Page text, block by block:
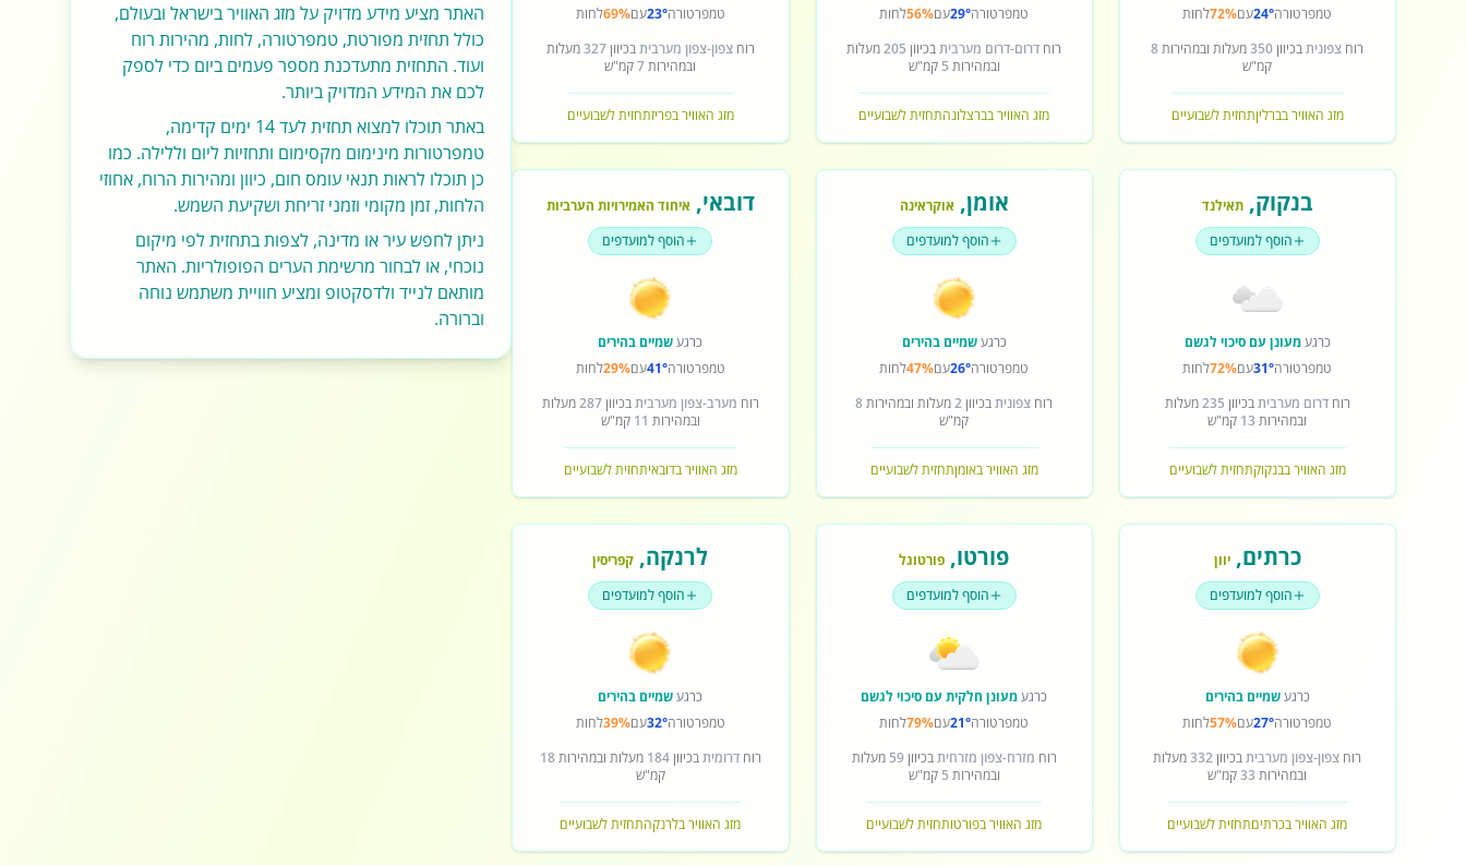
טמפרטורה24°עם72%לחות
רוח צפוניתבכיוון350מעלות ובמהירות8
קמ"ש
מזג האוויר בברליןתחזית לשבועיים
טמפרטורה29°עם56%לחות
רוח דרום-דרום מערביתבכיוון 205מעלות
ובמהירות 5 קמ"ש
מזג האוויר בברצלונהתחזית לשבועיים
טמפרטורה23°עם69%לחות
רוחצפון-צפון מערביתבכיוון327מעלות
ובמהירות7קמ"ש
מזג האוויר בפריזתחזית לשבועיים
בנקוק,תאילנד
הוסף למועדפים
כרגעמעונן עם סיכוי לגשם
טמפרטורה31°עם72%לחות
רוחדרום מערביתבכיוון 235מעלות
ובמהירות 13 קמ"ש
מזג האוויר בבנקוקתחזית לשבועיים
אומן, אוקראינה
הוסף למועדפים
כרגעשמיים בהירים
טמפרטורה26°עם47%לחות
רוח צפוניתבכיוון2מעלות ובמהירות8
קמ"ש
מזג האוויר באומןתחזית לשבועיים
דובאי, איחוד האמירויות הערביות
הוסף למועדפים
כרגעשמיים בהירים
טמפרטורה41°עם29%לחות
רוח מערב-צפון מערביתבכיוון287מעלות
ובמהירות 11 קמ"ש
מזג האוויר בדובאיתחזית לשבועיים
כרתים,יוון
הוסף למועדפים
כרגעשמיים בהירים
טמפרטורה27°עם57%לחות
רוח צפון-צפון מערביתבכיוון332מעלות
ובמהירות 33קמ"ש
מזג האוויר בכרתיםתחזית לשבועיים
פורטו, פורטוגל
הוסף למועדפים
כרגעמעונן חלקית עם סיכוי לגשם
טמפרטורה21°עם79%לחות
רוח מזרח-צפון מזרחיתבכיוון59 מעלות
ובמהירות 5 קמ"ש
מזג האוויר בפורטותחזית לשבועיים
לרנקה, קפריסין
הוסף למועדפים
כרגעשמיים בהירים
טמפרטורה32°עם39%לחות
רוחדרומיתבכיוון184 מעלות ובמהירות18
קמ"ש
מזג האוויר בלרנקהתחזית לשבועיים
האתר מציע מידע מדויק על מזג האוויר בישראל ובעולם,
כולל תחזית מפורטת, טמפרטורה, לחות, מהירות רוח
ועוד. התחזית מתעדכנת מספר פעמים ביום כדי לספק
לכם את המידע המדויק ביותר.
באתר תוכלו למצוא תחזית לעד 14 ימים קדימה,
טמפרטורות מינימום מקסימום ותחזיות ליום וללילה. כמו
כן תוכלו לראות תנאי עומס חום, כיוון ומהירות הרוח, אחוזי
הלחות, זמן מקומי וזמני זריחת ושקיעת השמש.
ניתן לחפש עיר או מדינה, לצפות בתחזית לפי מיקום
נוכחי, או לבחור מרשימת הערים הפופולריות. האתר
מותאם לנייד ולדסקטופ ומציע חוויית משתמש נוחה
וברורה.